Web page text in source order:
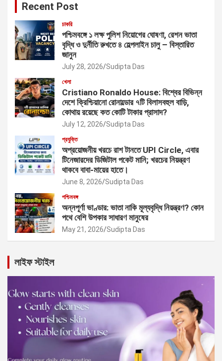
Recent Post
চাকরি
পশ্চিমবঙ্গে ১ লক্ষ পুলিশ নিয়োগের ঘোষণা, রেশন ভাতা
বৃদ্ধি ও দুর্নীতি রুখতে ৪ হেল্পলাইন চালু – বিস্তারিত
জানুন
July 28, 2026 Sudipta Das
খেলা
Cristiano Ronaldo House: বিশ্বের বিভিন্ন
দেশে ক্রিশ্চিয়ানো রোনাল্ডোর ৭টি বিলাসবহুল বাড়ি,
কোথায় রয়েছে কত কোটি টাকার প্রাসাদ?
July 12, 2026 Sudipta Das
প্রযুক্তি
অপ্রয়োজনীয় খরচে রাশ টানতে UPI Circle, এবার
টিনেজারদের ডিজিটাল পকেট মানি; খরচের নিয়ন্ত্রণ
থাকবে বাবা-মায়ের হাতে।
June 8, 2026 Sudipta Das
পশ্চিমবঙ্গ
অন্নপূর্ণা ভাণ্ডার: ভাতা নাকি মূল্যবৃদ্ধি নিয়ন্ত্রণ? কোন
পথে বেশি উপকার সাধারণ মানুষের
May 21, 2026 Sudipta Das
লাইফ স্টাইল